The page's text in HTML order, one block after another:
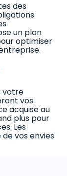
des
un plan
optimiser
votre
vos
acquise au
plus pour
Les
vos envies